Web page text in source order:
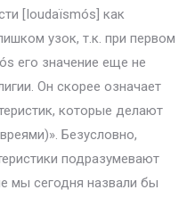
[Ioudaïsmós] как
узок, т.к. при первом
его значение еще не
Он скорее означает
которые делают
Безусловно,
подразумевают
мы сегодня назвали бы